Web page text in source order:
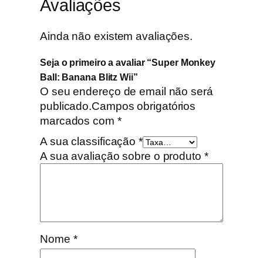
Avaliações
Ainda não existem avaliações.
Seja o primeiro a avaliar “Super Monkey
Ball: Banana Blitz Wii”
O seu endereço de email não será
publicado.Campos obrigatórios
marcados com *
A sua classificação *
A sua avaliação sobre o produto *
Nome *